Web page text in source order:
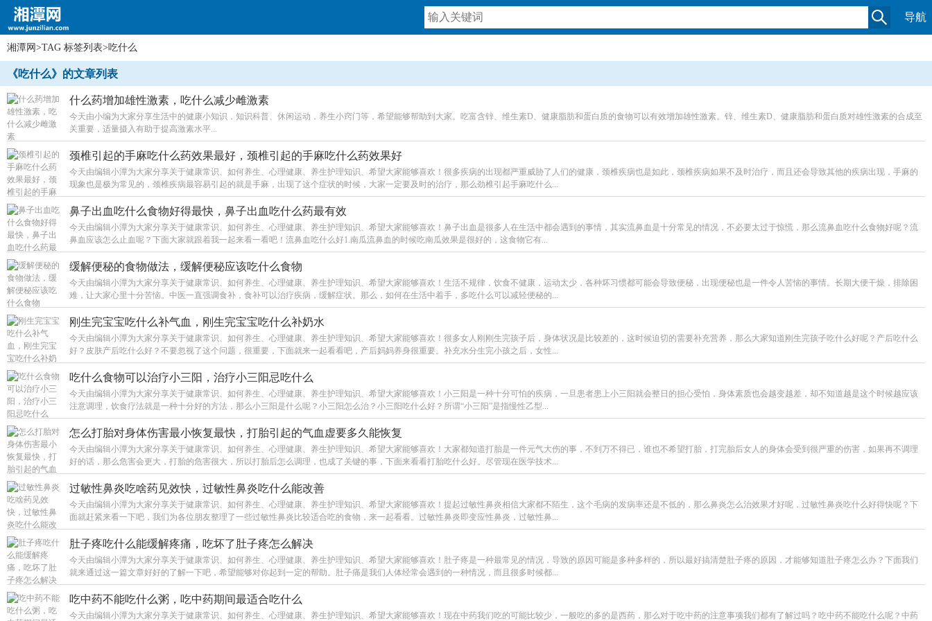
潭网移动版
导航
湘潭网 >TAG 标签列表>吃什么
《吃什么》的文章列表
什么药增加雄性激素，吃什么减少雌激素
今天由小编为大家分享生活中的健康小知识，知识科普、休闲运动，养生小窍门等，希望能够帮助到大家。吃富含锌、维生素D、健康脂肪和蛋白质的食物可以有效增加雄性激素。锌、维生素D、健康脂肪和蛋白质对雄性激素的合成至
关重要，适量摄入有助于提高激素水平...
颈椎引起的手麻吃什么药效果最好，颈椎引起的手麻吃什么药效果好
今天由编辑小潭为大家分享关于健康常识、如何养生、心理健康、养生护理知识、希望大家能够喜欢！很多疾病的出现都严重威胁了人们的健康，颈椎疾病也是如此，颈椎疾病如果不及时治疗，而且还会导致其他的疾病出现，手麻的
现象也是极为常见的，颈椎疾病最容易引起的就是手麻，出现了这个症状的时候，大家一定要及时的治疗，那么劲椎引起手麻吃什么...
鼻子出血吃什么食物好得最快，鼻子出血吃什么药最有效
今天由编辑小潭为大家分享关于健康常识、如何养生、心理健康、养生护理知识、希望大家能够喜欢！鼻子出血是很多人在生活中都会遇到的事情，其实流鼻血是十分常见的情况，不必要太过于惊慌，那么流鼻血吃什么食物好呢？流
鼻血应该怎么止血呢？下面大家就跟着我一起来看一看吧！流鼻血吃什么好1.南瓜流鼻血的时候吃南瓜效果是很好的，这食物它有...
缓解便秘的食物做法，缓解便秘应该吃什么食物
今天由编辑小潭为大家分享关于健康常识、如何养生、心理健康、养生护理知识、希望大家能够喜欢！生活不规律，饮食不健康，运动太少，各种坏习惯都可能会导致便秘，出现便秘也是一件令人苦恼的事情。长期大便干燥，排除困
难，让大家心里十分苦恼。中医一直强调食补，食补可以治疗疾病，缓解症状。那么，如何在生活中着手，多吃什么可以减轻便秘的...
刚生完宝宝吃什么补气血，刚生完宝宝吃什么补奶水
今天由编辑小潭为大家分享关于健康常识、如何养生、心理健康、养生护理知识、希望大家能够喜欢！很多女人刚刚生完孩子后，身体状况是比较差的，这时候迫切的需要补充营养，那么大家知道刚生完孩子吃什么好呢？产后吃什么
好？皮肤产后吃什么好？不要忽视了这个问题，很重要，下面就来一起看看吧，产后妈妈养身很重要。补充水分生完小孩之后，女性...
吃什么食物可以治疗小三阳，治疗小三阳忌吃什么
今天由编辑小潭为大家分享关于健康常识、如何养生、心理健康、养生护理知识、希望大家能够喜欢！小三阳是一种十分可怕的疾病，一旦患者患上小三阳就会整日的担心受怕，身体素质也会越变越差，却不知道越是这个时候越应该
注意调理，饮食疗法就是一种十分好的方法，那么小三阳是什么呢？小三阳怎么治？小三阳吃什么好？所谓“小三阳”是指慢性乙型...
怎么打胎对身体伤害最小恢复最快，打胎引起的气血虚要多久能恢复
今天由编辑小潭为大家分享关于健康常识、如何养生、心理健康、养生护理知识、希望大家能够喜欢！大家都知道打胎是一件元气大伤的事，不到万不得已，谁也不希望打胎，打完胎后女人的身体会受到很严重的伤害，如果再不调理
好的话，那么危害会更大，打胎的危害很大，所以打胎后怎么调理，也成了关键的事，下面来看看打胎吃什么好。尽管现在医学技术...
过敏性鼻炎吃啥药见效快，过敏性鼻炎吃什么能改善
今天由编辑小潭为大家分享关于健康常识、如何养生、心理健康、养生护理知识、希望大家能够喜欢！提起过敏性鼻炎相信大家都不陌生，这个毛病的发病率还是不低的，那么鼻炎怎么治效果才好呢，过敏性鼻炎吃什么好得快呢？下
面就赶紧来看一下吧，我们为各位朋友整理了一些过敏性鼻炎比较适合吃的食物，来一起看看。过敏性鼻炎即变应性鼻炎，过敏性鼻...
肚子疼吃什么能缓解疼痛，吃坏了肚子疼怎么解决
今天由编辑小潭为大家分享关于健康常识、如何养生、心理健康、养生护理知识、希望大家能够喜欢！肚子疼是一种最常见的情况，导致的原因可能是多种多样的，所以最好搞清楚肚子疼的原因，才能够知道肚子疼怎么办？下面我们
就来通过这一篇文章好好的了解一下吧，希望能够对你起到一定的帮助。肚子痛是我们人体经常会遇到的一种情况，而且很多时候都...
吃中药不能吃什么粥，吃中药期间最适合吃什么
今天由编辑小潭为大家分享关于健康常识、如何养生、心理健康、养生护理知识、希望大家能够喜欢！现在中药我们吃的可能比较少，一般吃的多的是西药，那么对于吃中药的注意事项我们都有了解过吗？吃中药不能吃什么呢？中药